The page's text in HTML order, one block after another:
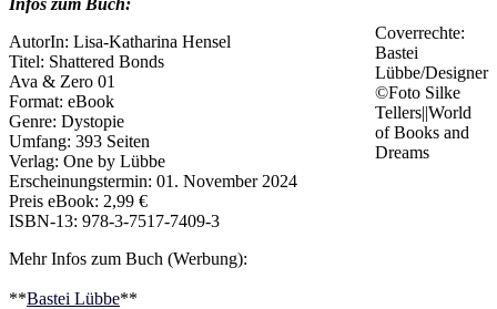
Coverrechte:
Bastei
Lübbe/Designer
©Foto Silke
Tellers||World
of Books and
Dreams
AutorIn: Lisa-Katharina Hensel
Titel: Shattered Bonds
Ava & Zero 01
Format: eBook
Genre: Dystopie
Umfang: 393 Seiten
Verlag: One by Lübbe
Erscheinungstermin: 01. November 2024
Preis eBook: 2,99 €
ISBN-13: 978-3-7517-7409-3
Mehr Infos zum Buch (Werbung):
**Bastei Lübbe**